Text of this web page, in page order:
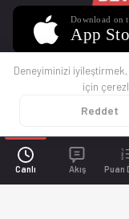
Canlı Akış
© 2025 Ofsayt
Deneyiminizi
için
Reddet